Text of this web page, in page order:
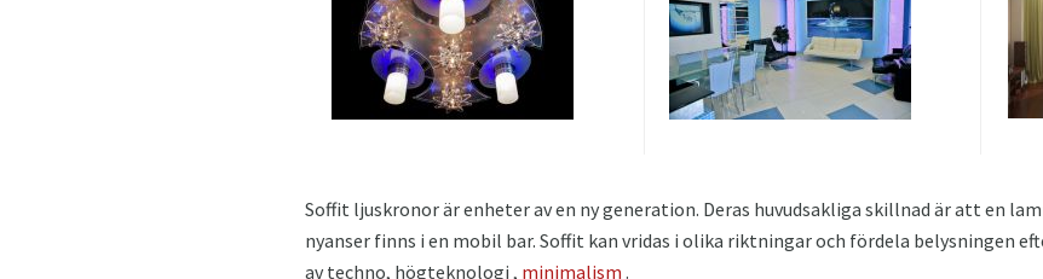
Soffit ljuskronor är enheter av en ny generation. Deras huvudsakliga skillnad är att en
nyanser finns i en mobil bar. Soffit kan vridas i olika riktningar och fördela belysningen
av techno, högteknologi , minimalism .